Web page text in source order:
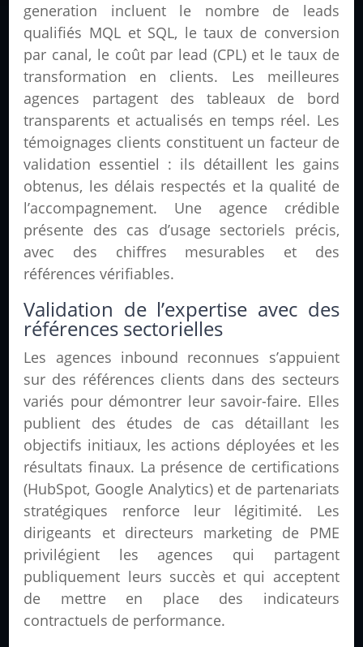
generation incluent le nombre de leads
qualifiés MQL et SQL, le taux de conversion
par canal, le coût par lead (CPL) et le taux de
transformation en clients. Les meilleures
agences partagent des tableaux de bord
transparents et actualisés en temps réel. Les
témoignages clients constituent un facteur de
validation essentiel : ils détaillent les gains
obtenus, les délais respectés et la qualité de
l’accompagnement. Une agence crédible
présente des cas d’usage sectoriels précis,
avec des chiffres mesurables et des
références vérifiables.
Validation de l’expertise avec des
références sectorielles
Les agences inbound reconnues s’appuient
sur des références clients dans des secteurs
variés pour démontrer leur savoir-faire. Elles
publient des études de cas détaillant les
objectifs initiaux, les actions déployées et les
résultats finaux. La présence de certifications
(HubSpot, Google Analytics) et de partenariats
stratégiques renforce leur légitimité. Les
dirigeants et directeurs marketing de PME
privilégient les agences qui partagent
publiquement leurs succès et qui acceptent
de mettre en place des indicateurs
contractuels de performance.